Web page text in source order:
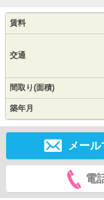
賃料
交通
間取り(面積)
築年月
メール
電